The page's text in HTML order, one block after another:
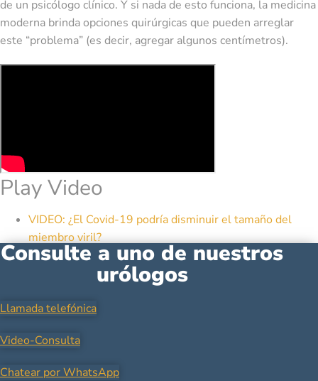
de un psicólogo clínico. Y si nada de esto funciona, la medicina
moderna brinda opciones quirúrgicas que pueden arreglar
este “problema” (es decir, agregar algunos centímetros).
Play Video
VIDEO: ¿El Covid-19 podría disminuir el tamaño del
miembro viril?
Consulte a uno de nuestros
urólogos
Llamada telefónica
Video-Consulta
Chatear por WhatsApp